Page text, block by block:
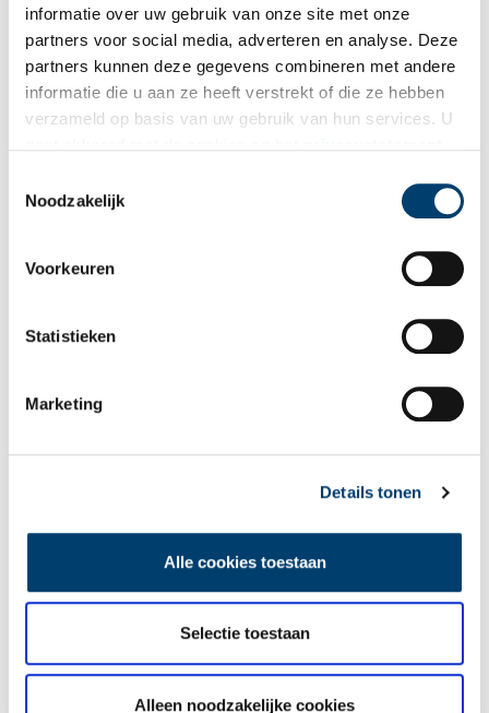
informatie over uw gebruik van onze site met onze
partners voor social media, adverteren en analyse. Deze
partners kunnen deze gegevens combineren met andere
informatie die u aan ze heeft verstrekt of die ze hebben
verzameld op basis van uw gebruik van hun services. U
Noodzakelijk
Voorkeuren
Statistieken
Marketing
Details tonen
Alle cookies toestaan
Selectie toestaan
Alleen noodzakelijke cookies